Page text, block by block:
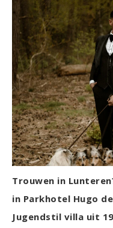
Trouwen in
in Parkhotel Hugo
Jugendstil villa uit